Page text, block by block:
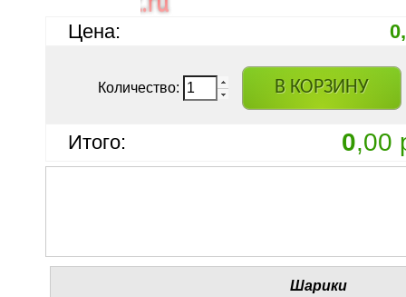
Цена:
Количество: В КОРЗИНУ
Итого: 0,00
Шарики